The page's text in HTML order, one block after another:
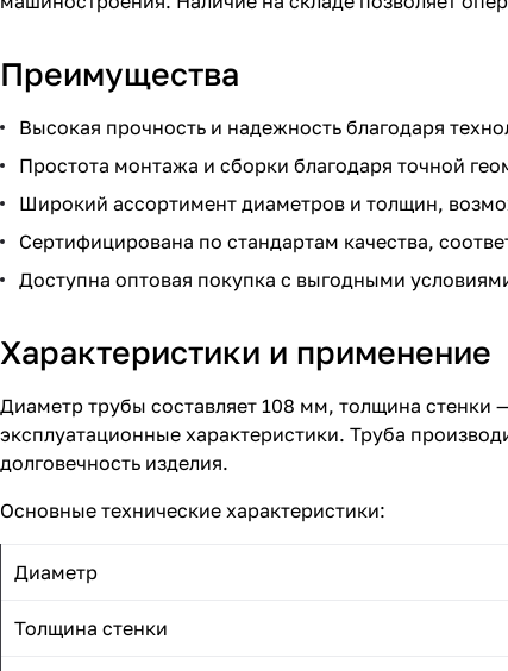
Преимущества
Высокая прочность и надежность благодаря
Простота монтажа и сборки благодаря точной
Широкий ассортимент диаметров и толщин,
Сертифицирована по стандартам качества,
Доступна оптовая покупка с выгодными
Характеристики и применение
Диаметр трубы составляет 108 мм, толщина стенки
эксплуатационные характеристики. Труба
долговечность изделия.
Основные технические характеристики:
Диаметр
Толщина стенки